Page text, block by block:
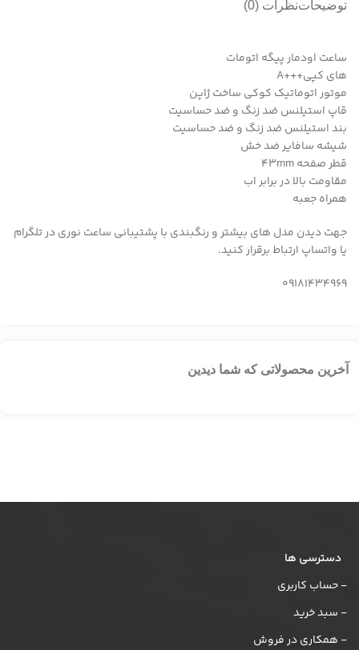
توضیحاتنظرات (0)
ساعت اودمار پیگه اتومات
های کپی+++A
موتور اتوماتیک کوکی ساخت ژاپن
قاپ استیلنس ضد زنگ و ضد حساسیت
بند استیلنس ضد زنگ و ضد حساسیت
شیشه سافایر ضد خش
قطر صفحه ۴۳mm
مقاومت بالا در برابر اب
همراه جعبه
جهت دیدن مدل های بیشتر و رنگبندی با پشتیبانی ساعت نوری در تلگرام
یا واتساپ ارتباط برقرار کنید.
09181434969
آخرین محصولاتی که شما دیدین
دسترسی ها
- حساب کاربری
- سبد خرید
- همکاری در فروش